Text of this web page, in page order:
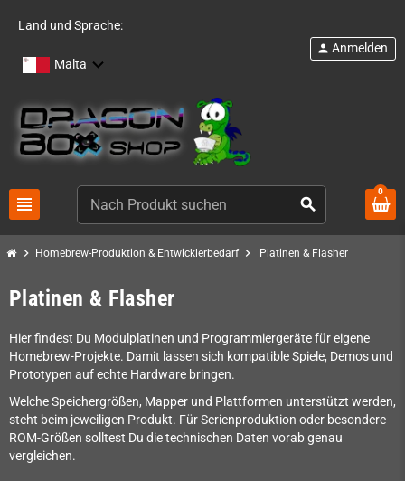
Land und Sprache:
Malta
view_headline search
person Anmelden
0
chevron_right Homebrew-Produktion & Entwicklerbedarf chevron_right Platinen & Flasher
Platinen & Flasher
Hier findest Du Modulplatinen und Programmiergeräte für eigene
Homebrew-Projekte. Damit lassen sich kompatible Spiele, Demos und
Prototypen auf echte Hardware bringen.
Welche Speichergrößen, Mapper und Plattformen unterstützt werden,
steht beim jeweiligen Produkt. Für Serienproduktion oder besondere
ROM-Größen solltest Du die technischen Daten vorab genau
vergleichen.